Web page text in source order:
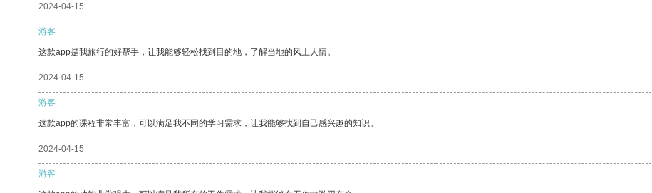
2024-04-15
游客
这款app是我旅行的好帮手，让我能够轻松找到目的地，了解当地的风土人情。
2024-04-15
游客
这款app的课程非常丰富，可以满足我不同的学习需求，让我能够找到自己感兴趣的知识。
2024-04-15
游客